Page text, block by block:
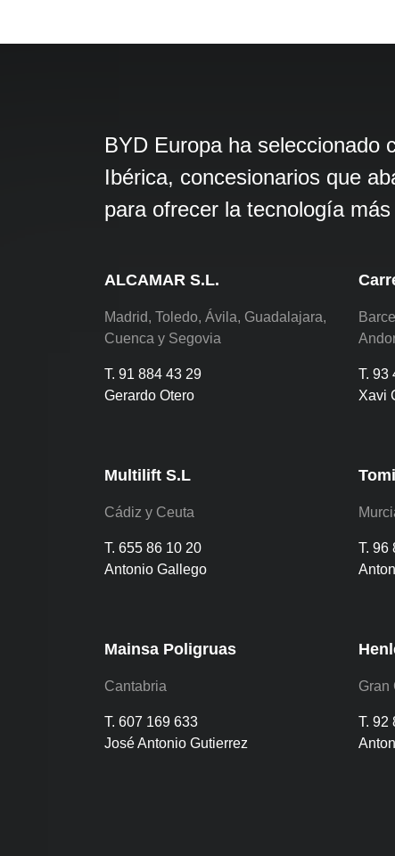
BYD Europa ha seleccionado
Ibérica, concesionarios que
para ofrecer la tecnología
ALCAMAR S.L.
Madrid, Toledo, Ávila, Guadalajara,
Cuenca y Segovia
T. 91 884 43 29
Gerardo Otero
T. 93
Xavi
Multilift S.L
Cádiz y Ceuta
T. 655 86 10 20
Antonio Gallego
T. 96
Mainsa Poligruas
Cantabria
T. 607 169 633
José Antonio Gutierrez
Gran
T. 92